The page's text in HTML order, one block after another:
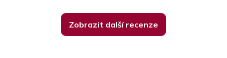
Zobrazit další recenze